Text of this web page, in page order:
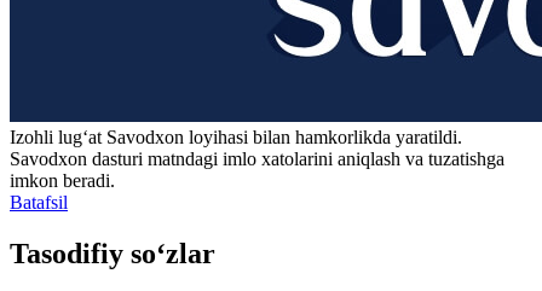
Izohli lugʻat Savodxon loyihasi bilan hamkorlikda yaratildi.
Savodxon dasturi matndagi imlo xatolarini aniqlash va tuzatishga
imkon beradi.
Batafsil
Tasodifiy so‘zlar